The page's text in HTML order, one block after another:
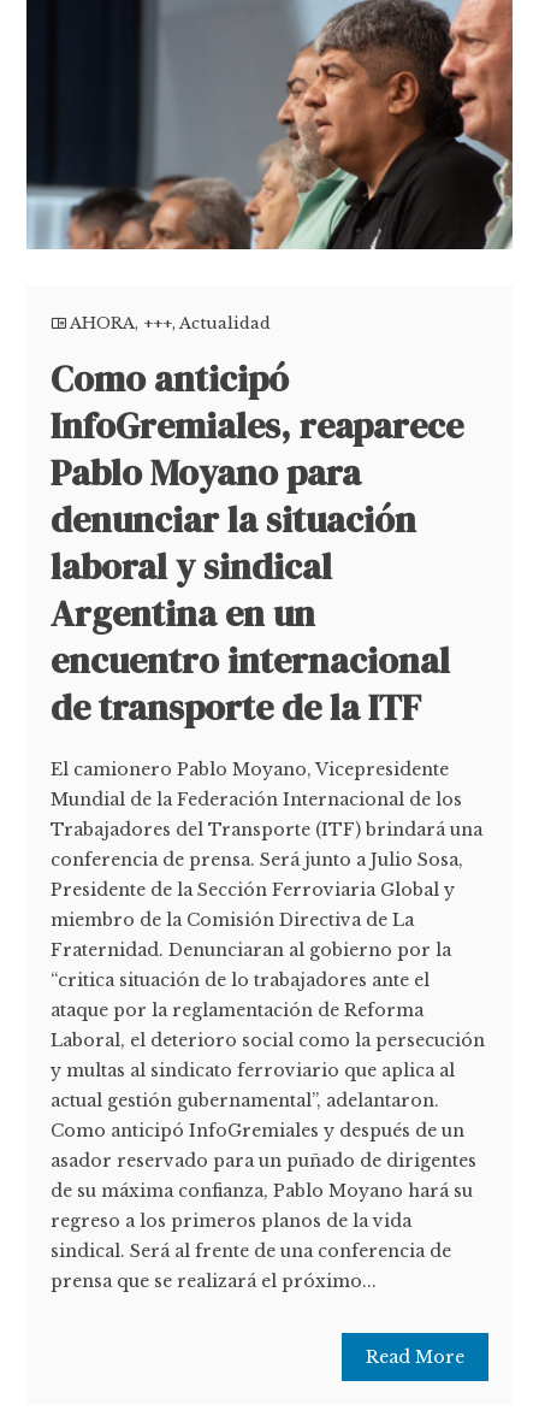
AHORA, +++,Actualidad
Como anticipó
InfoGremiales, reaparece
Pablo Moyano para
denunciar la situación
laboral y sindical
Argentina en un
encuentro internacional
de transporte de la ITF
El camionero Pablo Moyano, Vicepresidente
Mundial de la Federación Internacional de los
Trabajadores del Transporte (ITF) brindará una
conferencia de prensa. Será junto a Julio Sosa,
Presidente de la Sección Ferroviaria Global y
miembro de la Comisión Directiva de La
Fraternidad. Denunciaran al gobierno por la
“critica situación de lo trabajadores ante el
ataque por la reglamentación de Reforma
Laboral, el deterioro social como la persecución
y multas al sindicato ferroviario que aplica al
actual gestión gubernamental”, adelantaron.
Como anticipó InfoGremiales y después de un
asador reservado para un puñado de dirigentes
de su máxima confianza, Pablo Moyano hará su
regreso a los primeros planos de la vida
sindical. Será al frente de una conferencia de
prensa que se realizará el próximo...
Read More